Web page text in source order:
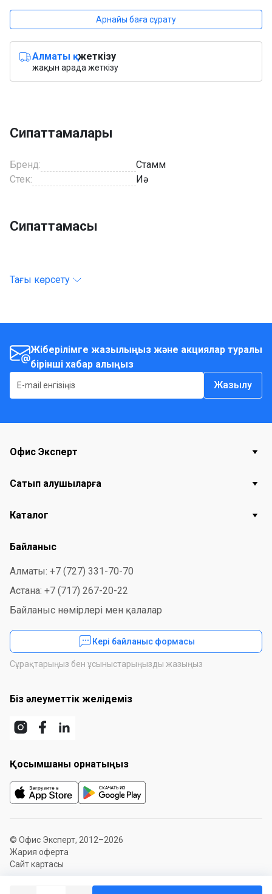
Арнайы баға сұрату
Алматы қ.жеткізу
жақын арада жеткізу
Сипаттамалары
Бренд:
Стамм
Стек:
Иә
Сипаттамасы
Тағы көрсету
Жіберілімге жазылыңыз және акциялар туралы
бірінші хабар алыңыз
Жазылу
Офис Эксперт
Сатып алушыларға
Каталог
Байланыс
Алматы: +7 (727) 331-70-70
Астана: +7 (717) 267-20-22
Байланыс нөмірлері мен қалалар
Кері байланыс формасы
Сұрақтарыңыз бен ұсыныстарыңызды жазыңыз
Біз әлеуметтік желідеміз
Қосымшаны орнатыңыз
© Офис Эксперт, 2012–2026
Жария оферта
Сайт картасы